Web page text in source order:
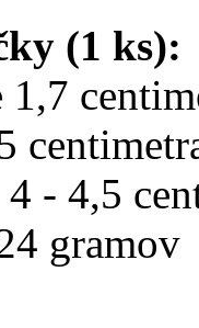
(1 ks):
- 4,5
gramov